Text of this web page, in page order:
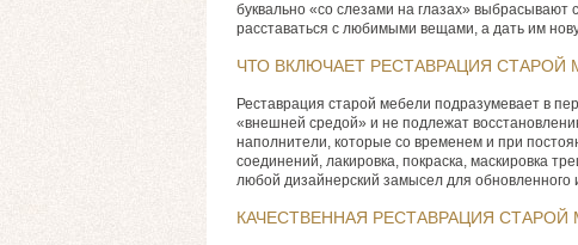
буквально «со слезами на глазах»
расставаться с любимыми вещами, а дать им
ЧТО ВКЛЮЧАЕТ РЕСТАВРАЦИЯ СТАРОЙ
Реставрация старой мебели подразумевает в
«внешней средой» и не подлежат
наполнители, которые со временем и при
соединений, лакировка, покраска, маскировка
любой дизайнерский замысел для обновленного
КАЧЕСТВЕННАЯ РЕСТАВРАЦИЯ СТАРОЙ